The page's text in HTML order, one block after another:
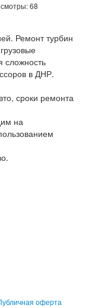
68
Ремонт турбин
сложность
в ДНР.
сроки ремонта
на
оферта